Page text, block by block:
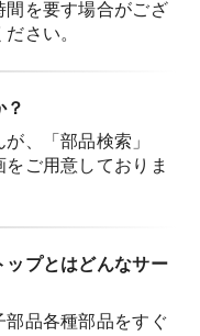
間を要す場合がござ
さい。
？
、「部品検索」
をご用意しておりま
ップとはどんなサー
品各種部品をすぐ